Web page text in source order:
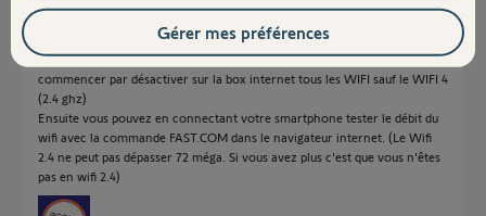
A ça il faut ajouté vos autres appareils wifi, et les box internet du marché
ne gères pas plus de 30 a 32 matériels connectés
Pour tester correctement le wifi avec votre smartphone, il faut
commencer par désactiver sur la box internet tous les WIFI sauf le WIFI 4
(2.4 ghz)
Ensuite vous pouvez en connectant votre smartphone tester le débit du
wifi avec la commande FAST.COM dans le navigateur internet. (Le Wifi
2.4 ne peut pas dépasser 72 méga. Si vous avez plus c'est que vous n'êtes
pas en wifi 2.4)
Gérer mes préférences